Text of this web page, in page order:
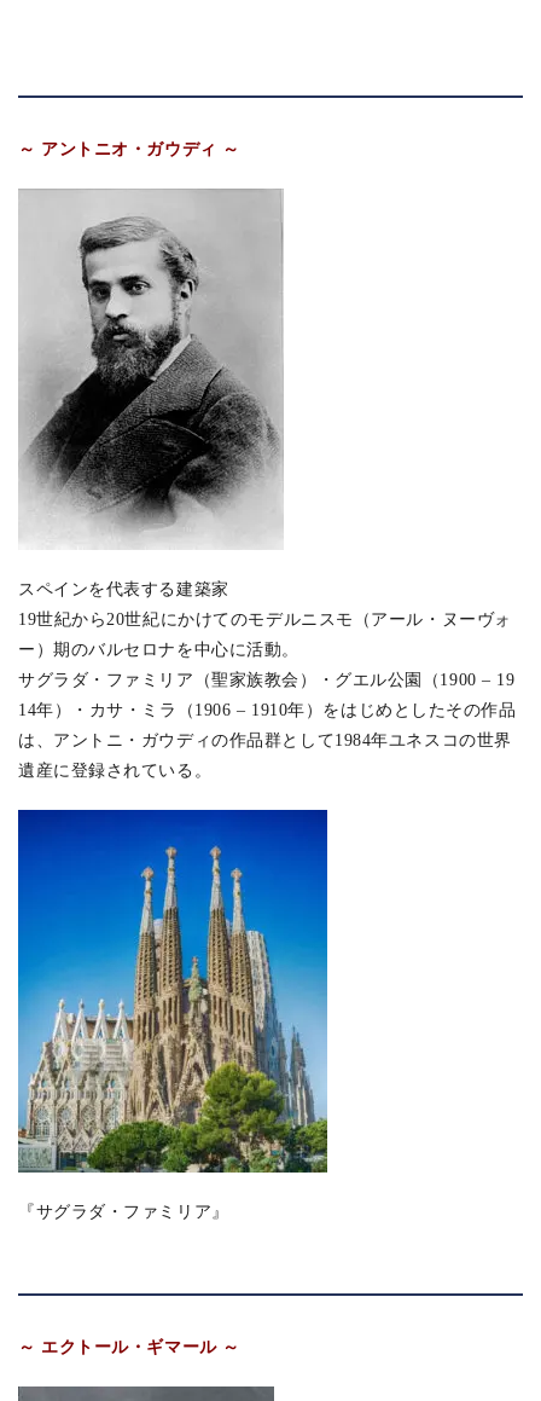
～ アントニオ・ガウディ ～
スペインを代表する建築家
19世紀から20世紀にかけてのモデルニスモ（アール・ヌーヴォ
ー）期のバルセロナを中心に活動。
サグラダ・ファミリア（聖家族教会）・グエル公園（1900 – 19
14年）・カサ・ミラ（1906 – 1910年）をはじめとしたその作品
は、アントニ・ガウディの作品群として1984年ユネスコの世界
遺産に登録されている。
『サグラダ・ファミリア』
～ エクトール・ギマール ～